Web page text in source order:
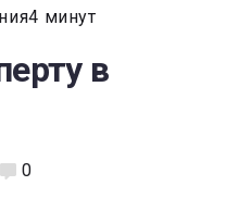
минут
в
0